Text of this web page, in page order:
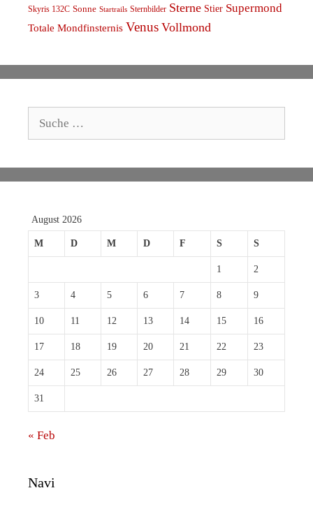
Skyris 132C Sonne Startrails Sternbilder Sterne Stier Supermond
Totale Mondfinsternis Venus Vollmond
August 2026
M D M D F S S
1 2
3 4 5 6 7 8 9
10 11 12 13 14 15 16
17 18 19 20 21 22 23
24 25 26 27 28 29 30
31
« Feb
Navi